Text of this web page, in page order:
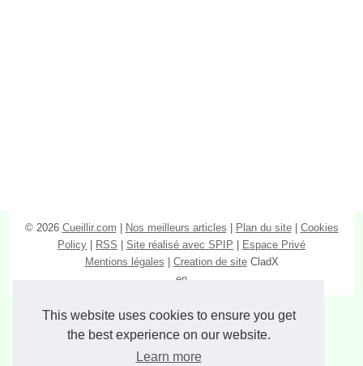
This website uses cookies to ensure you get
the best experience on our website.
Learn more
© 2026 Cueillir.com | Nos meilleurs articles | Plan du site| Cookies
Policy | RSS | Site réalisé avec SPIP | Espace Privé
Mentions légales | Creation de siteCladX
en